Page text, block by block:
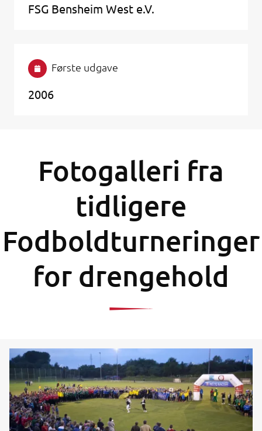
FSG Bensheim West e.V.
Første udgave
2006
Fotogalleri fra
tidligere
Fodboldturneringer
for drengehold